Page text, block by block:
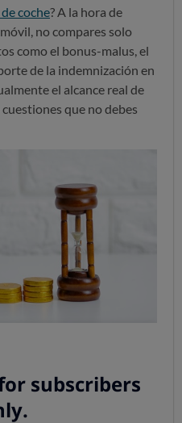
coche? A la hora de
no compares solo
como el bonus-malus, el
de la indemnización en
el alcance real de
que no debes
o castiga al
según los